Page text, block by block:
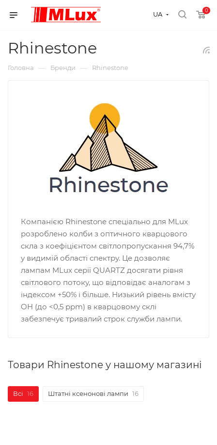
0
UA
Rhinestone
Головна — Бренди — Rhinestone
Компанією Rhinestone спеціально для MLux
розроблено колби з оптичного кварцового
скла з коефіцієнтом світлопропускання 94,7%
у видимій області спектру. Це дозволяє
лампам MLux серії QUARTZ досягати рівня
світлового потоку, що відповідає аналогам з
індексом +50% і більше. Низький рівень вмісту
OH (до <0,5 ppm) в кварцовому склі
забезпечує тривалий строк служби лампи.
Товари Rhinestone у нашому магазині
Всі 16 Штатні ксенонові лампи 16